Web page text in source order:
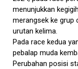
menunjukkan
merangsek ke grup
urutan kelima.
Pada race kedua
pebalap muda
Perubahan posisi